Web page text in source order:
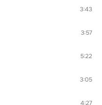
3:43
3:57
5:22
3:05
4:27